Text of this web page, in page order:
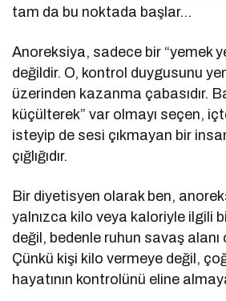
tam da bu noktada başlar…
Anoreksiya, sadece bir “yemek
değildir. O, kontrol duygusunu
üzerinden kazanma çabasıdır.
küçülterek” var olmayı seçen,
isteyip de sesi çıkmayan bir
çığlığıdır.
Bir diyetisyen olarak ben,
yalnızca kilo veya kaloriyle ilgili
değil, bedenle ruhun savaş
Çünkü kişi kilo vermeye değil,
hayatının kontrolünü eline